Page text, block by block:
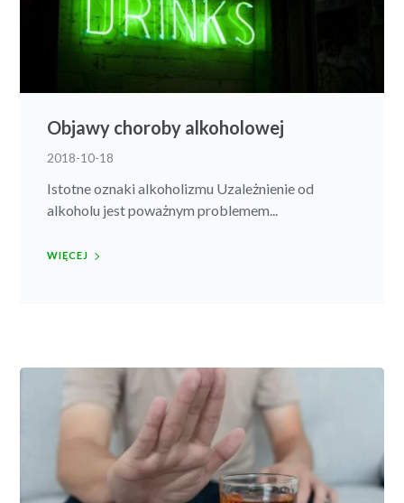
Objawy choroby alkoholowej
2018-10-18
Istotne oznaki alkoholizmu Uzależnienie od
alkoholu jest poważnym problemem...
WIĘCEJ